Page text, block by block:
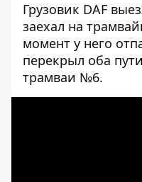
Грузовик DAF
заехал на
момент у него
перекрыл оба
трамваи №6.